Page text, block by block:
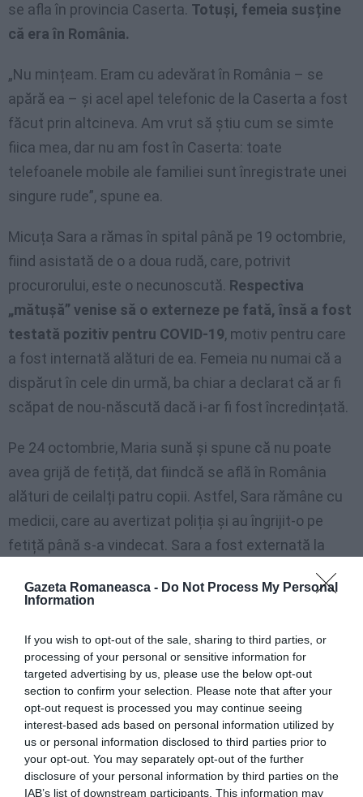
Gazeta Romaneasca - Do Not Process My Personal
Information
If you wish to opt-out of the sale, sharing to third parties, or
processing of your personal or sensitive information for
targeted advertising by us, please use the below opt-out
section to confirm your selection. Please note that after your
opt-out request is processed you may continue seeing
interest-based ads based on personal information utilized by
us or personal information disclosed to third parties prior to
your opt-out. You may separately opt-out of the further
disclosure of your personal information by third parties on the
IAB’s list of downstream participants. This information may
se afla în provincia Caserta. Totuși, femeia susține
că era în România.
„Nu mințeam. Eram cu adevărat în România – se
apără ea – și acel apel telefonic de la Caserta a fost
făcut prin altcineva. Am vrut să știu cum se simte
fiica mea, dar nu am fost în Caserta: toate
telefoanele mobile ale familiei sunt înregistrate unei
singure rude”, spune ea.
Micuța Sara a rămas în spital până pe 19 octombrie,
fiind asistată de o a doua rudă, care, potrivit
procurorului, este o necunoscută. Respectiva
„mătușă” venise să o externeze pe fată, însă a fost
testată pozitiv pentru COVID-19, motiv pentru care
a fost internată alături de ea. Femeia nu numai că a
dispărut în cele din urmă, ba chiar a declarat că ar fi
scăpat de nou-născută dacă i-ar fi fost încredințată.
Pe 24 octombrie, Maria sună și spune că nu poate
avea grijă de fetiță, dat fiindcă se află în România
alături de ceilalți patru copii. Astfel, Sara rămâne cu
medicii, care au avertizat poliția și au îngrijit-o pe
fetiță până s-a vindecat. Sara a fost externată la
Micuța Sara a rămas în spital până pe 19 octombrie,
asistată de o a doua rudă care potrivit procurorului
este o necunoscută.Femeia apoi dispare și declară
că ar fi scăpat de micuță dacă i-ar fi încredințat-o. Pe
24 octombrie Maria sună și spune că nu poate avea
grijă de fetiță pentru că se află în România împreună
cu ceilalți patru copii. Sara rămâne cu medicii care,
după ce avertizează poliția, au grijă de ea până se